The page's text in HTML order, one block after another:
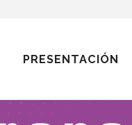
PRESENTACIÓN